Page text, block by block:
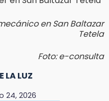
en San Baltazar
Tetela
Foto: e-consulta
LA LUZ
24, 2026